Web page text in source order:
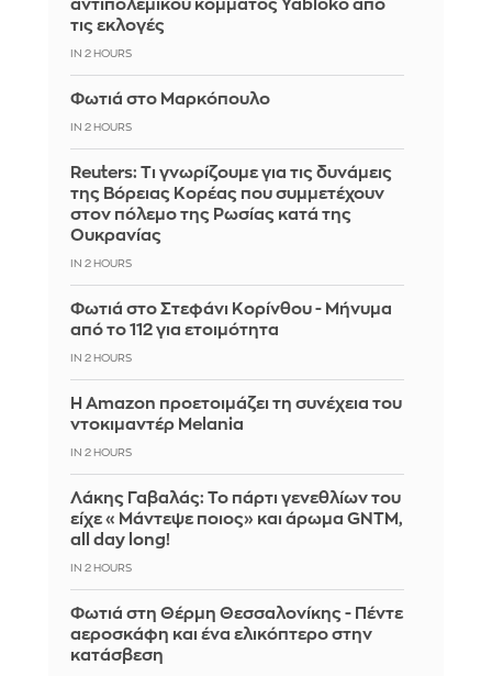
αντιπολεμικού κόμματος Yabloko από
τις εκλογές
IN 2 HOURS
Φωτιά στο Μαρκόπουλο
IN 2 HOURS
Reuters: Τι γνωρίζουμε για τις δυνάμεις
της Βόρειας Κορέας που συμμετέχουν
στον πόλεμο της Ρωσίας κατά της
Ουκρανίας
IN 2 HOURS
Φωτιά στο Στεφάνι Κορίνθου - Μήνυμα
από το 112 για ετοιμότητα
IN 2 HOURS
Η Amazon προετοιμάζει τη συνέχεια του
ντοκιμαντέρ Melania
IN 2 HOURS
Λάκης Γαβαλάς: Το πάρτι γενεθλίων του
είχε «Μάντεψε ποιος» και άρωμα GNTM,
all day long!
IN 2 HOURS
Φωτιά στη Θέρμη Θεσσαλονίκης - Πέντε
αεροσκάφη και ένα ελικόπτερο στην
κατάσβεση